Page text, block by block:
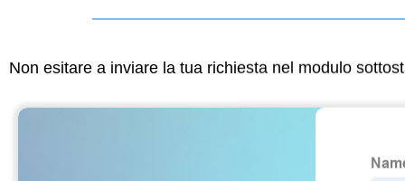
Non esitare a inviare la tua richiesta nel modulo